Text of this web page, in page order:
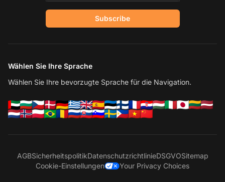
Subscribe
Wählen Sie Ihre Sprache
Wählen Sie Ihre bevorzugte Sprache für die Navigation.
AGBSicherheitspolitikDatenschutzrichtlinieDSGVOSitemap
Cookie-Einstellungen
Your Privacy Choices